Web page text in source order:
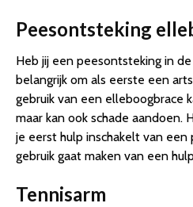
Peesontsteking
Heb jij een peesontsteking in
belangrijk om als eerste een
gebruik van een elleboogbrace
maar kan ook schade aandoen.
je eerst hulp inschakelt van
gebruik gaat maken van een
Tennisarm